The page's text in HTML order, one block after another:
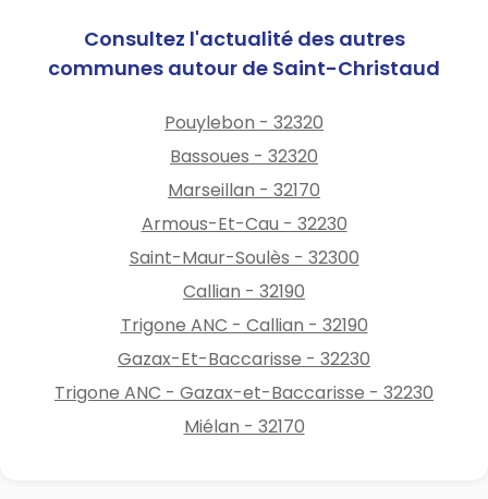
Consultez l'actualité des autres
communes autour de Saint-Christaud
Pouylebon - 32320
Bassoues - 32320
Marseillan - 32170
Armous-Et-Cau - 32230
Saint-Maur-Soulès - 32300
Callian - 32190
Trigone ANC - Callian - 32190
Gazax-Et-Baccarisse - 32230
Trigone ANC - Gazax-et-Baccarisse - 32230
Miélan - 32170